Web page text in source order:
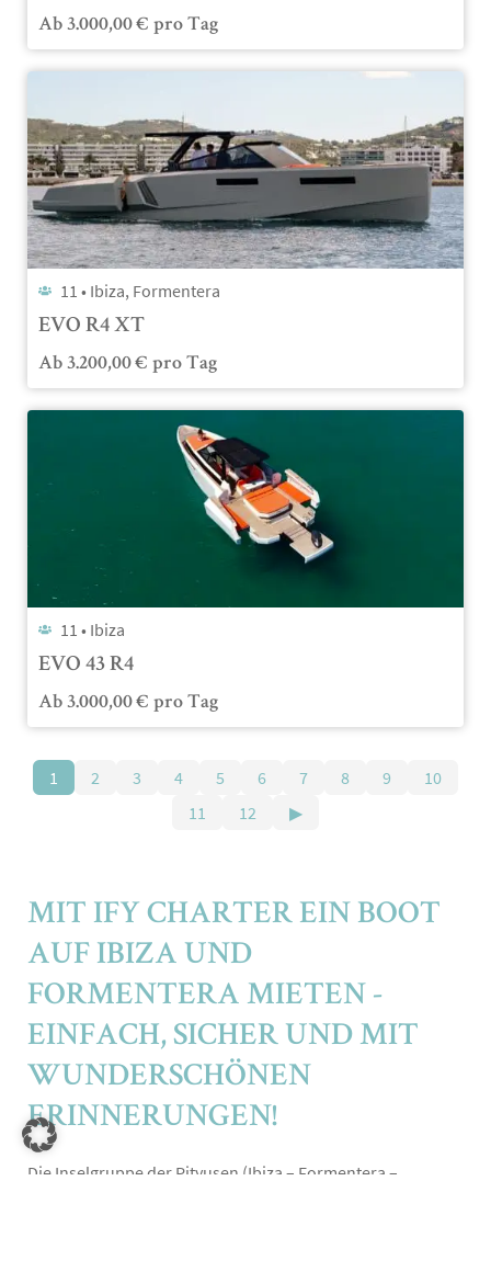
Ab 3.000,00€ pro Tag
11 • Ibiza, Formentera
EVO R4 XT
Ab 3.200,00€ pro Tag
11 • Ibiza
EVO 43 R4
Ab 3.000,00€ pro Tag
1 2 3 4 5 6 7 8 9
10
11
12 ▶
MIT IFY CHARTER EIN BOOT
AUF IBIZA UND
FORMENTERA MIETEN -
EINFACH, SICHER UND MIT
WUNDERSCHÖNEN
ERINNERUNGEN!
Die Inselgruppe der Pityusen (Ibiza – Formentera –